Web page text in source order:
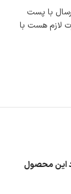
با پست
لازم هست با
این محصول